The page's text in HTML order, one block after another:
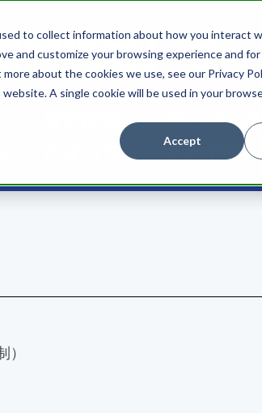
to collect information about how you interact
and customize your browsing experience and
about the cookies we use, see our Privacy
A single cookie will be used in your
Accept
間限定】セ
製造現場DXの鍵は
にとどまらない、製造指図